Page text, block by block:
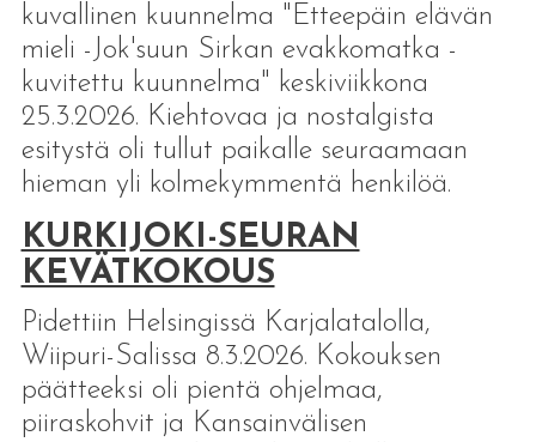
kuvallinen kuunnelma "Etteepäin elävän
mieli -Jok'suun Sirkan evakkomatka -
kuvitettu kuunnelma" keskiviikkona
25.3.2026. Kiehtovaa ja nostalgista
esitystä oli tullut paikalle seuraamaan
hieman yli kolmekymmentä henkilöä.
KURKIJOKI-SEURAN
KEVÄTKOKOUS
Pidettiin Helsingissä Karjalatalolla,
Wiipuri-Salissa 8.3.2026. Kokouksen
päätteeksi oli pientä ohjelmaa,
piiraskohvit ja Kansainvälisen